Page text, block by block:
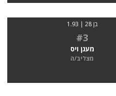
בן 28 | 1.93
#3
מעגן ויס
מצליב/ה